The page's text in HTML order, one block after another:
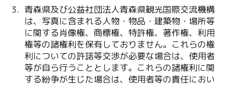
青森県及び公益社団法人青森県観光国際交流機構
は、写真に含まれる人物・物品・建築物・場所等
に関する肖像権、商標権、特許権、著作権、利用
権等の諸権利を保有しておりません。これらの権
利についての許諾等交渉が必要な場合は、使用者
等が自ら行うこととします。これらの諸権利に関
する紛争が生じた場合は、使用者等の責任におい